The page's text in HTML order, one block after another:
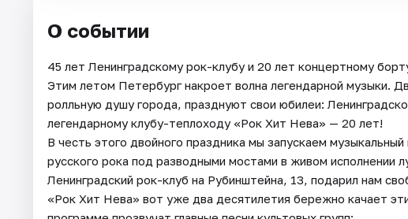
О событии
45 лет Ленинградскому рок-клубу и 20 лет концертному
Этим летом Петербург накроет волна легендарной музыки.
ролльную душу города, празднуют свои юбилеи:
легендарному клубу-теплоходу «Рок Хит Нева» — 20 лет!
В честь этого двойного праздника мы запускаем
русского рока под разводными мостами в живом исполнении
Ленинградский рок-клуб на Рубинштейна, 13, подарил нам
«Рок Хит Нева» вот уже два десятилетия бережно качает